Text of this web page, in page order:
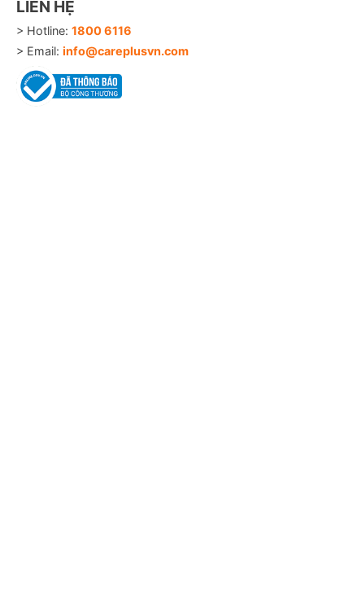
LIÊN HỆ
> Hotline: 1800 6116
> Email: info@careplusvn.com